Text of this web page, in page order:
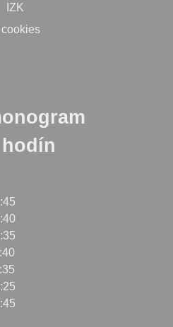
IZK
cookies